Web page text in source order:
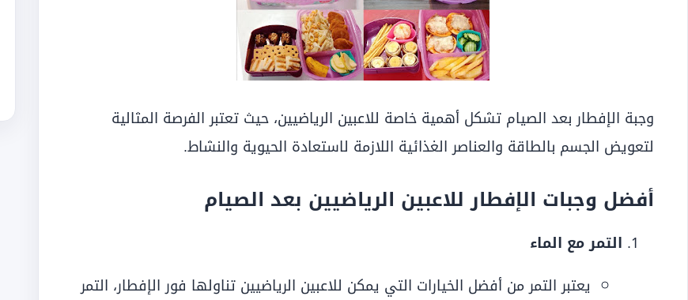
وجبة الإفطار بعد الصيام تشكل أهمية خاصة للاعبين الرياضيين، حيث تعتبر الفرصة المثالية
لتعويض الجسم بالطاقة والعناصر الغذائية اللازمة لاستعادة الحيوية والنشاط.
أفضل وجبات الإفطار للاعبين الرياضيين بعد الصيام
التمر مع الماء
يعتبر التمر من أفضل الخيارات التي يمكن للاعبين الرياضيين تناولها فور الإفطار، التمر